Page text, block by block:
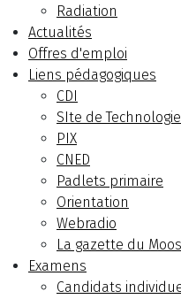
Radiation
Actualités
Offres d'emploi
Liens pédagogiques
CDI
SIte de Technologie
PIX
CNED
Padlets primaire
Orientation
Webradio
La gazette du
Examens
Candidats